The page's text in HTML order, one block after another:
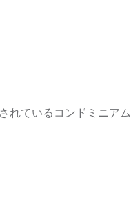
れているコンドミニアム